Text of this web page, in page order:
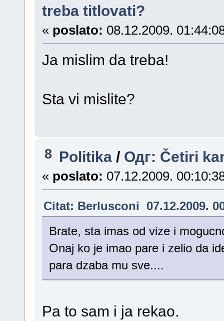
treba titlovati?
« poslato: 08.12.2009.
Ja mislim da treba!
Sta vi mislite?
8 Politika / Одг: Četiri
« poslato: 07.12.2009.
Citat: Berlusconi 07.12.2009.
Brate, sta imas od vize i
Onaj ko je imao pare i zelio da
para dzaba mu sve....
Pa to sam i ja rekao.